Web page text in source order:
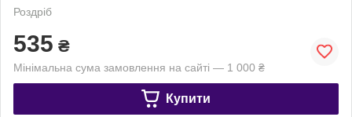
Роздріб
535 ₴
Мінімальна сума замовлення на сайті — 1 000 ₴
Купити